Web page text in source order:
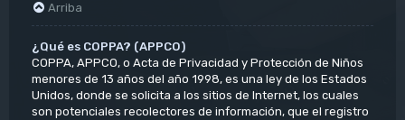
Arriba
¿Qué es COPPA? (APPCO)
COPPA, APPCO, o Acta de Privacidad y Protección de Niños
menores de 13 años del año 1998, es una ley de los Estados
Unidos, donde se solicita a los sitios de Internet, los cuales
son potenciales recolectores de información, que el registro